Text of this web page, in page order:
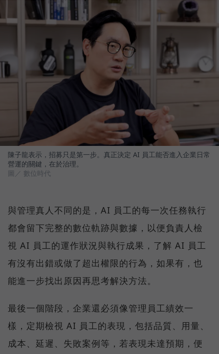
陳子龍表示，招募只是第一步。真正決定 AI 員工能否進入企業日常
營運的關鍵，在於治理。
圖／ 數位時代
與管理真人不同的是，AI 員工的每一次任務執行
都會留下完整的數位軌跡與數據，以便負責人檢
視 AI 員工的運作狀況與執行成果，了解 AI 員工
有沒有出錯或做了超出權限的行為，如果有，也
能進一步找出原因再思考解決方法。
最後一個階段，企業還必須像管理員工績效一
樣，定期檢視 AI 員工的表現，包括品質、用量、
成本、延遲、失敗案例等，若表現未達預期，便